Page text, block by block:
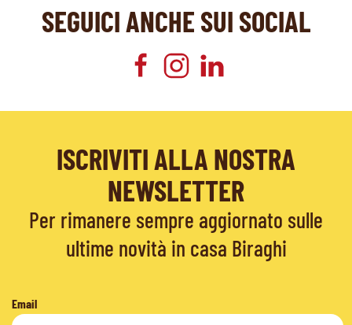
SEGUICI ANCHE SUI SOCIAL
ISCRIVITI ALLA NOSTRA
NEWSLETTER
Per rimanere sempre aggiornato sulle
ultime novità in casa Biraghi
Email